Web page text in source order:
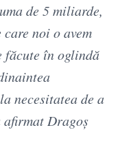
de 5 miliarde,
noi o avem
făcute în oglindă
necesitatea de a
afirmat Dragoș